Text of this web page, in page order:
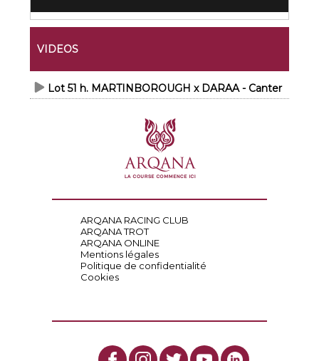
VIDEOS
Lot 51 h. MARTINBOROUGH x DARAA - Canter
ARQANA RACING CLUB
ARQANA TROT
ARQANA ONLINE
Mentions légales
Politique de confidentialité
Cookies